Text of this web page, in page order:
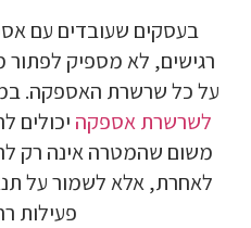
בעסקים שעובדים עם
רגישים, לא מספיק לפתור
על כל שרשרת האספקה.
לשרשרת אספקה יכולים
משום שהמטרה אינה רק
לאחרת, אלא לשמור על
פעילות